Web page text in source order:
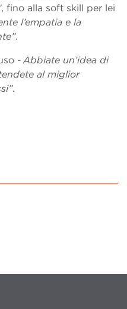
, fino alla soft skill per lei
l’empatia e la
.
-Abbiate un’idea di
al miglior
.